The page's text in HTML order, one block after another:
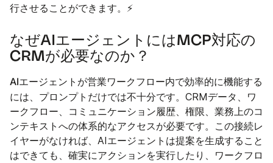
行させることができます。⚡
なぜAIエージェントにはMCP対応の
CRMが必要なのか？
AIエージェントが営業ワークフロー内で効率的に機能する
には
プロンプトだけでは不十分です。CRMデータ、ワ
ークフロー、コミュニケーション履歴、権限、業務上のコ
ンテキストへの体系的なアクセスが必要です。この接続レ
イヤーがなければ、AIエージェントは提案を生成すること
はできても、確実にアクションを実行したり、ワークフロ